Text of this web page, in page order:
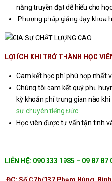
năng truyền đạt dễ hiểu cho học
Phương pháp giảng dạy khoa
LỢI ÍCH KHI TRỞ THÀNH HỌC
Cam kết học phí phù hợp nhất
Chúng tôi cam kết quý phụ
kỳ khoản phí trung gian nào
sư chuyên tiếng Đức.
Học viên được tư vấn tận tình
LIÊN HỆ: 090 333 1985 – 09 87 87